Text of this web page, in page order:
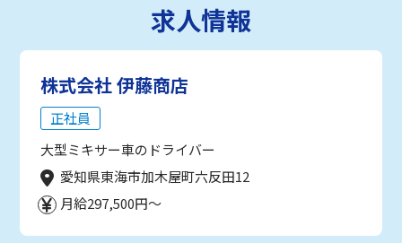
求人情報
株式会社 伊藤商店
正社員
大型ミキサー車のドライバー
愛知県東海市加木屋町六反田12
月給297,500円～